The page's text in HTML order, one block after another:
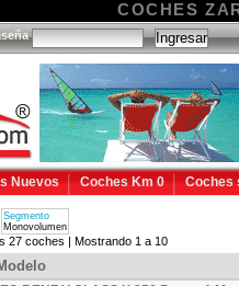
COCHES
Nuevos Coches Km 0 Coches
Segmento
Monovolumen
27 coches | Mostrando 1 a 10